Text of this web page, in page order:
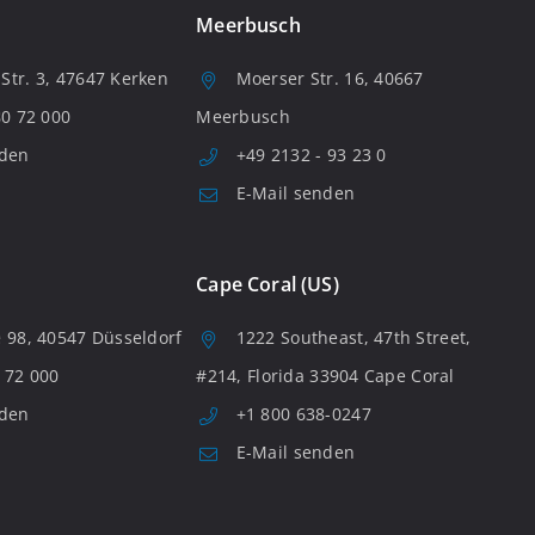
3, 47647 Kerken
72 000
Meerbusch
Moerser Str. 16, 40667
Meerbusch
+49 2132 - 93 23 0
E-Mail senden
98, 40547 Düsseldorf
000
Cape Coral (US)
1222 Southeast, 47th Street,
#214, Florida 33904 Cape Coral
+1 800 638-0247
E-Mail senden